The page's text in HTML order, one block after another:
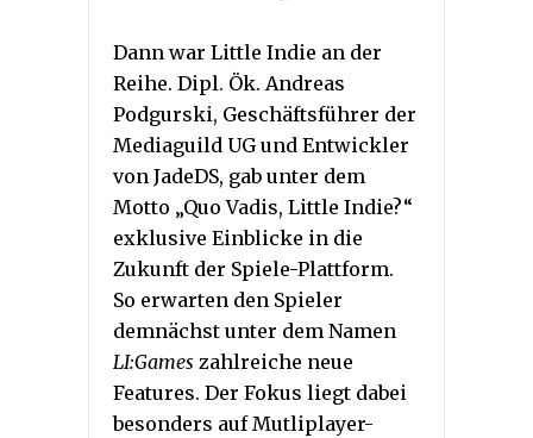
Dann war Little Indie an der
Reihe. Dipl. Ök. Andreas
Podgurski, Geschäftsführer der
Mediaguild UG und Entwickler
von JadeDS, gab unter dem
Motto „Quo Vadis, Little Indie?“
exklusive Einblicke in die
Zukunft der Spiele-Plattform.
So erwarten den Spieler
demnächst unter dem Namen
LI:Games zahlreiche neue
Features. Der Fokus liegt dabei
besonders auf Mutliplayer-